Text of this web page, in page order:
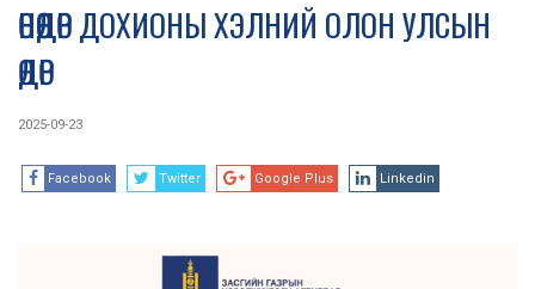
ӨНӨӨДӨР ДОХИОНЫ ХЭЛНИЙ ОЛОН УЛСЫН
ӨДӨР
2025-09-23
Facebook Twitter Google Plus Linkedin